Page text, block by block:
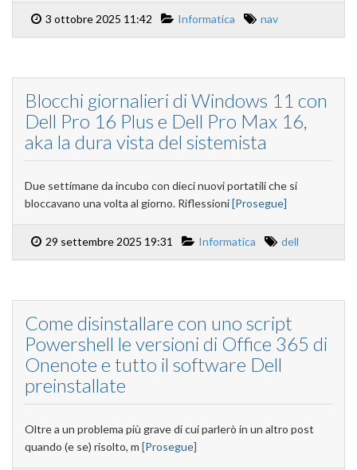
3 ottobre 2025 11:42 Informatica nav
Blocchi giornalieri di Windows 11 con
Dell Pro 16 Plus e Dell Pro Max 16,
aka la dura vista del sistemista
Due settimane da incubo con dieci nuovi portatili che si
bloccavano una volta al giorno. Riflessioni[Prosegue]
29 settembre 2025 19:31 Informatica dell
Come disinstallare con uno script
Powershell le versioni di Office 365 di
Onenote e tutto il software Dell
preinstallate
Oltre a un problema più grave di cui parlerò in un altro post
quando (e se) risolto, m [Prosegue]